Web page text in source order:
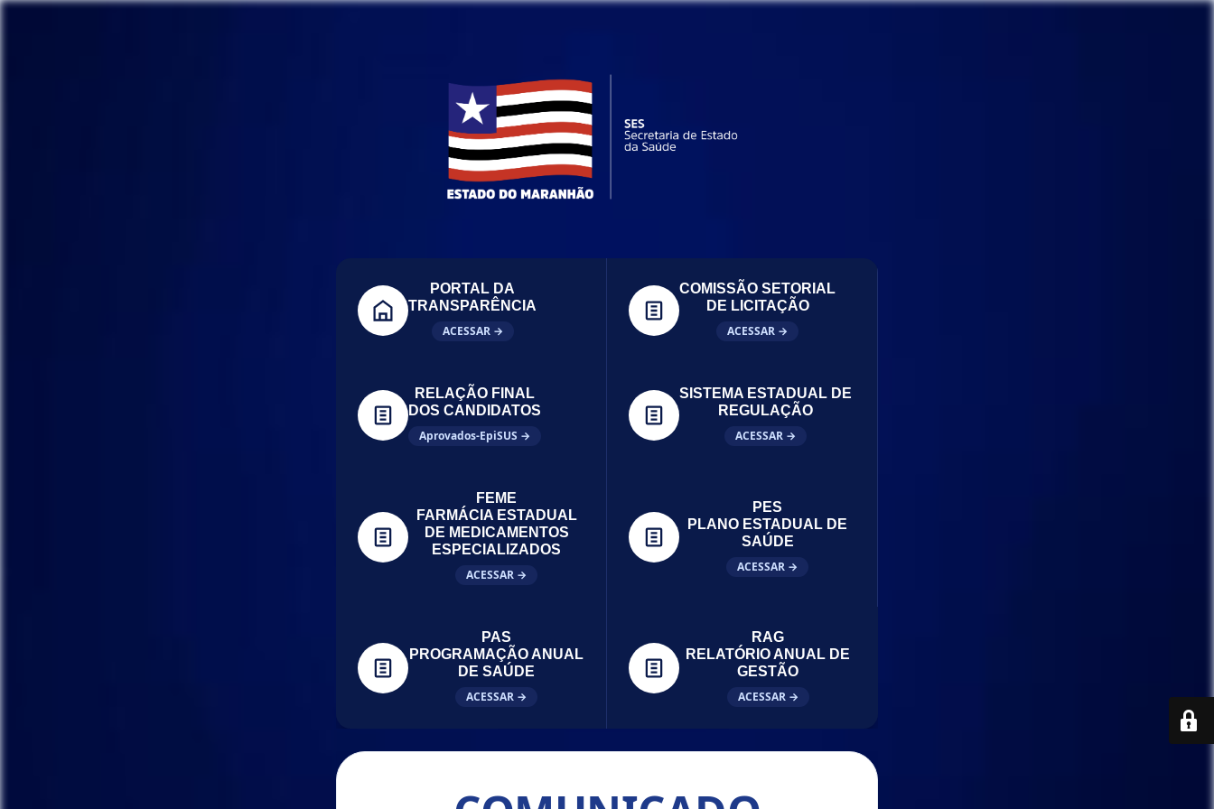
PORTAL DA
TRANSPARÊNCIA
ACESSAR →
COMISSÃO SETORIAL
DE LICITAÇÃO
ACESSAR →
RELAÇÃO FINAL
DOS CANDIDATOS
Aprovados-EpiSUS →
SISTEMA ESTADUAL DE
REGULAÇÃO
ACESSAR →
FEME
FARMÁCIA ESTADUAL
DE MEDICAMENTOS
ESPECIALIZADOS
ACESSAR →
PES
PLANO ESTADUAL DE
SAÚDE
ACESSAR →
PAS
PROGRAMAÇÃO ANUAL
DE SAÚDE
ACESSAR →
RAG
RELATÓRIO ANUAL DE
GESTÃO
ACESSAR →